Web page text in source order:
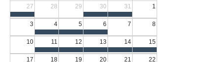
27
28 29 30 31 1
3 4 5 6 7 8
10 11 12 13 14 15
17 18 19 20 21 22